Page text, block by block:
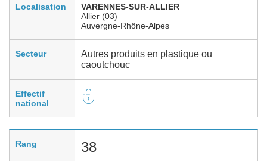
Localisation
VARENNES-SUR-ALLIER
Allier (03)
Auvergne-Rhône-Alpes
Secteur
Autres produits en plastique ou
caoutchouc
Effectif
national
Rang 38